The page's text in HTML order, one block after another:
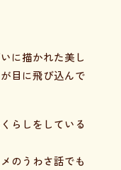
に描かれた美し
目に飛び込んで
らしをしている
のうわさ話でも